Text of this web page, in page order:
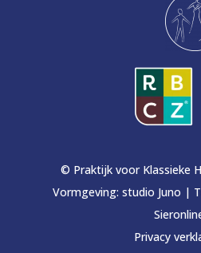
© Praktijk voor Klassieke
Vormgeving: studio Juno |
Privacy